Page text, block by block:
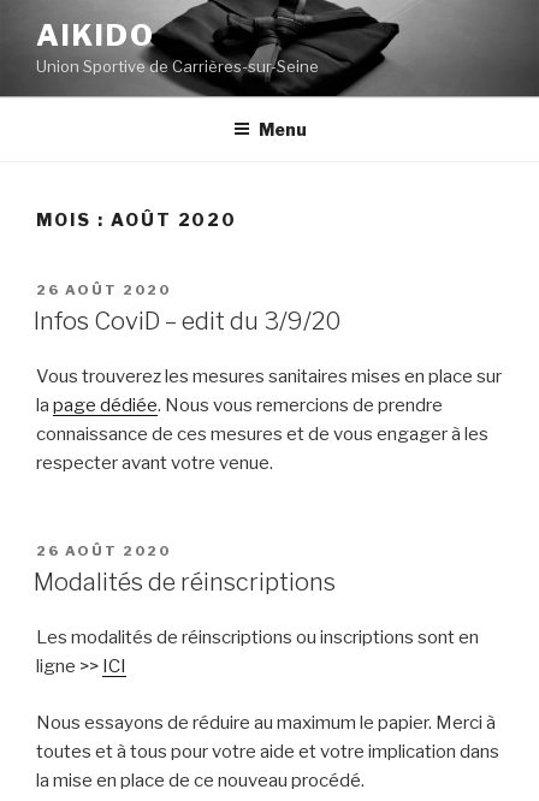
contenu
principal
AIKIDO
Union Sportive de Carrières-sur-Seine
Menu
MOIS : AOÛT 2020
PUBLIÉ
LE
26 AOÛT 2020
Infos CoviD – edit du 3/9/20
Vous trouverez les mesures sanitaires mises en place sur
la page dédiée. Nous vous remercions de prendre
connaissance de ces mesures et de vous engager à les
respecter avant votre venue.
PUBLIÉ
LE
26 AOÛT 2020
Modalités de réinscriptions
Les modalités de réinscriptions ou inscriptions sont en
ligne >> ICI
Nous essayons de réduire au maximum le papier. Merci à
toutes et à tous pour votre aide et votre implication dans
la mise en place de ce nouveau procédé.